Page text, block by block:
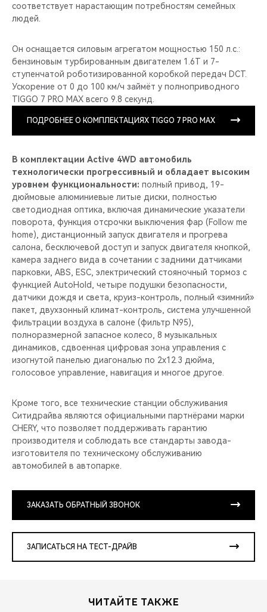
соответствует нарастающим потребностям семейных
людей.
Он оснащается силовым агрегатом мощностью 150 л.с.:
бензиновым турбированным двигателем 1.6T и 7-
ступенчатой роботизированной коробкой передач DCT.
Ускорение от 0 до 100 км/ч займёт у полноприводного
TIGGO 7 PRO MAX всего 9.8 секунд.
ПОДРОБНЕЕ О КОМПЛЕКТАЦИЯХ TIGGO 7 PRO MAX
В комплектации Active 4WD автомобиль
технологически прогрессивный и обладает высоким
уровнем функциональности: полный привод, 19-
дюймовые алюминиевые литые диски, полностью
светодиодная оптика, включая динамические указатели
поворота, функция отсрочки выключения фар (Follow me
home), дистанционный запуск двигателя и прогрева
салона, бесключевой доступ и запуск двигателя кнопкой,
камера заднего вида в сочетании с задними датчиками
парковки, ABS, ESC, электрический стояночный тормоз с
функцией AutoHold, четыре подушки безопасности,
датчики дождя и света, круиз-контроль, полный «зимний»
пакет, двухзонный климат-контроль, система улучшенной
фильтрации воздуха в салоне (фильтр N95),
полноразмерной запасное колесо, 8 музыкальных
динамиков, сдвоенная цифровая зона управления с
изогнутой панелью диагональю по 2x12.3 дюйма,
голосовое управление, навигация и многое другое.
Кроме того, все технические станции обслуживания
Ситидрайва являются официальными партнёрами марки
CHERY, что позволяет поддерживать гарантию
производителя и соблюдать все стандарты завода-
изготовителя по техническому обслуживанию
автомобилей в автопарке.
ЗАКАЗАТЬ ОБРАТНЫЙ ЗВОНОК
ЗАПИСАТЬСЯ НА ТЕСТ-ДРАЙВ
ЧИТАЙТЕ ТАКЖЕ